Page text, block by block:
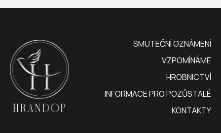
SMUTEČNÍ OZNÁMENÍ
VZPOMÍNÁME
HROBNICTVÍ
INFORMACE PRO POZŮSTALÉ
KONTAKTY